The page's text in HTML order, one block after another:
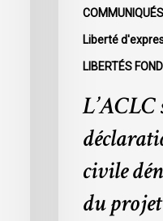
Liberté
LIBERTÉS
dénonçant
projet
L’ACLC
civile
du